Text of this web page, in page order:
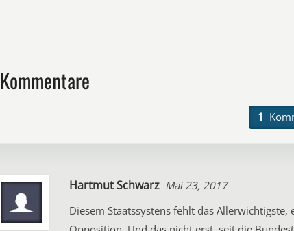
Kommentare
1
Hartmut Schwarz Mai 23, 2017
Diesem Staatssystens fehlt das Allerwichtigste,